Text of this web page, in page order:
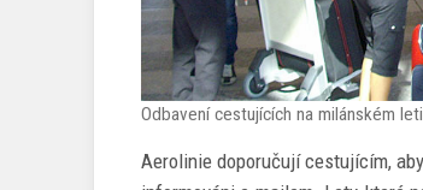
Odbavení cestujících na milánském
Aerolinie doporučují cestujícím,